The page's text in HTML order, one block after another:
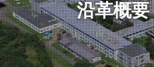
沿革概要